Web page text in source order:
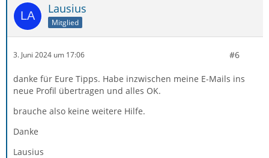
Lausius
Mitglied
3. Juni 2024 um 17:06 #6
danke für Eure Tipps. Habe inzwischen meine E-Mails ins
neue Profil übertragen und alles OK.
brauche also keine weitere Hilfe.
Danke
Lausius